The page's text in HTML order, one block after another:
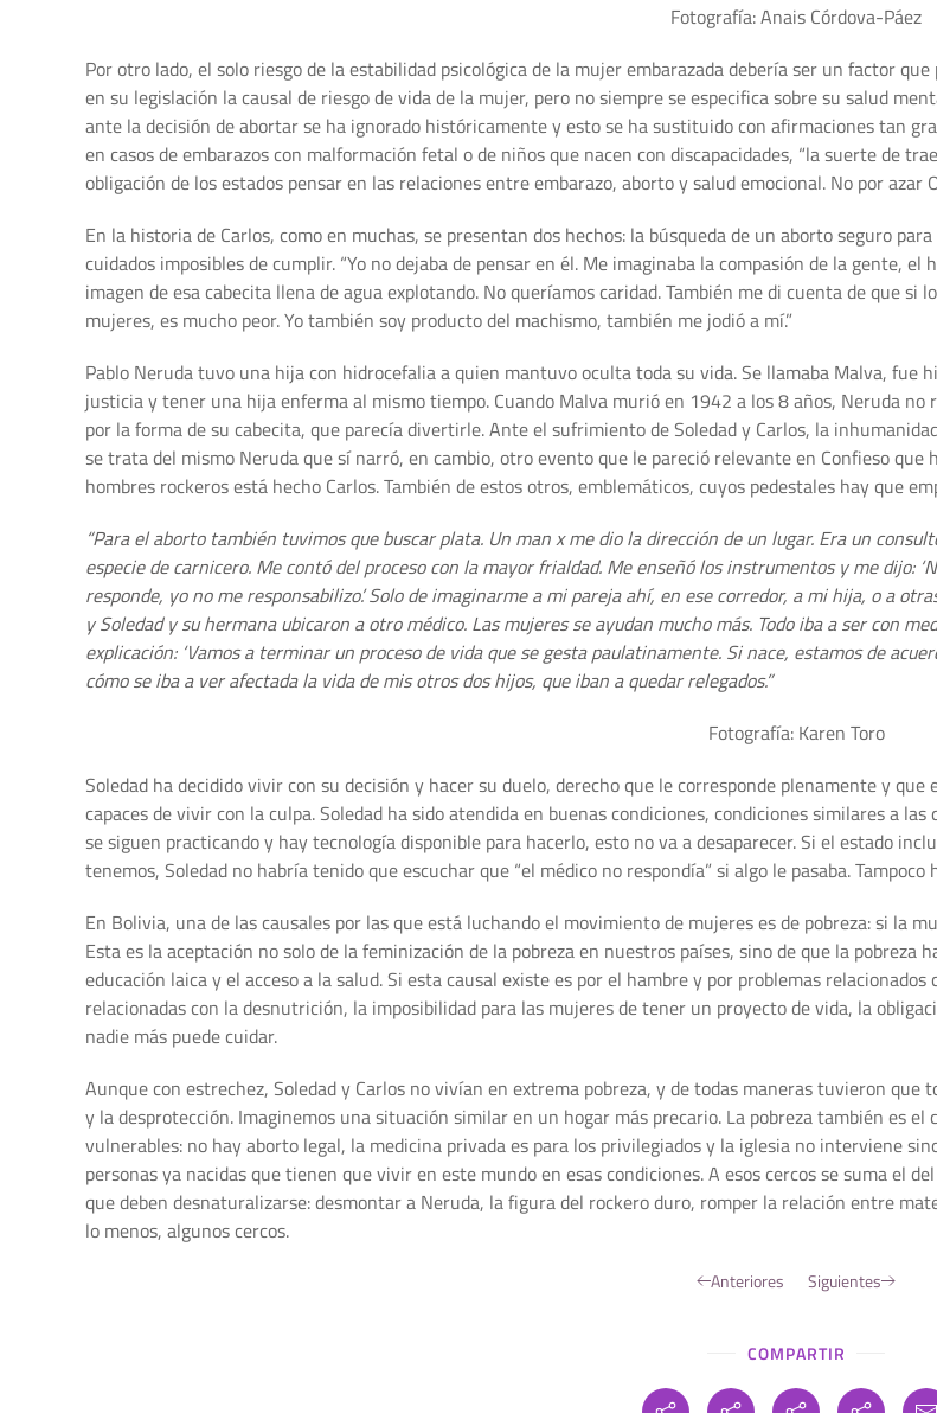
Fotografía: Anais Córdova-Páez
Por otro lado, el solo riesgo de la estabilidad psicológica de la mujer embarazada debería ser un factor
en su legislación la causal de riesgo de vida de la mujer, pero no siempre se especifica sobre su salud
ante la decisión de abortar se ha ignorado históricamente y esto se ha sustituido con afirmaciones tan
en casos de embarazos con malformación fetal o de niños que nacen con discapacidades, “la suerte de
obligación de los estados pensar en las relaciones entre embarazo, aborto y salud emocional. No por azar
En la historia de Carlos, como en muchas, se presentan dos hechos: la búsqueda de un aborto seguro
cuidados imposibles de cumplir. “Yo no dejaba de pensar en él. Me imaginaba la compasión de la gente,
imagen de esa cabecita llena de agua explotando. No queríamos caridad. También me di cuenta de que
mujeres, es mucho peor. Yo también soy producto del machismo, también me jodió a mí.”
Pablo Neruda tuvo una hija con hidrocefalia a quien mantuvo oculta toda su vida. Se llamaba Malva, fue
justicia y tener una hija enferma al mismo tiempo. Cuando Malva murió en 1942 a los 8 años, Neruda
por la forma de su cabecita, que parecía divertirle. Ante el sufrimiento de Soledad y Carlos, la
se trata del mismo Neruda que sí narró, en cambio, otro evento que le pareció relevante en Confieso que
hombres rockeros está hecho Carlos. También de estos otros, emblemáticos, cuyos pedestales hay que
“Para el aborto también tuvimos que buscar plata. Un man x me dio la dirección de un lugar. Era un
especie de carnicero. Me contó del proceso con la mayor frialdad. Me enseñó los instrumentos y me dijo:
responde, yo no me responsabilizo’. Solo de imaginarme a mi pareja ahí, en ese corredor, a mi hija, o a
y Soledad y su hermana ubicaron a otro médico. Las mujeres se ayudan mucho más. Todo iba a ser con
explicación: ‘Vamos a terminar un proceso de vida que se gesta paulatinamente. Si nace, estamos de
cómo se iba a ver afectada la vida de mis otros dos hijos, que iban a quedar relegados.”
Fotografía: Karen Toro
Soledad ha decidido vivir con su decisión y hacer su duelo, derecho que le corresponde plenamente y
capaces de vivir con la culpa. Soledad ha sido atendida en buenas condiciones, condiciones similares a
se siguen practicando y hay tecnología disponible para hacerlo, esto no va a desaparecer. Si el estado
tenemos, Soledad no habría tenido que escuchar que “el médico no respondía” si algo le pasaba.
En Bolivia, una de las causales por las que está luchando el movimiento de mujeres es de pobreza: si la
Esta es la aceptación no solo de la feminización de la pobreza en nuestros países, sino de que la
educación laica y el acceso a la salud. Si esta causal existe es por el hambre y por problemas
relacionadas con la desnutrición, la imposibilidad para las mujeres de tener un proyecto de vida, la
nadie más puede cuidar.
Aunque con estrechez, Soledad y Carlos no vivían en extrema pobreza, y de todas maneras tuvieron
y la desprotección. Imaginemos una situación similar en un hogar más precario. La pobreza también es
vulnerables: no hay aborto legal, la medicina privada es para los privilegiados y la iglesia no interviene
personas ya nacidas que tienen que vivir en este mundo en esas condiciones. A esos cercos se suma el
que deben desnaturalizarse: desmontar a Neruda, la figura del rockero duro, romper la relación entre
lo menos, algunos cercos.
Anteriores Siguientes
COMPARTIR